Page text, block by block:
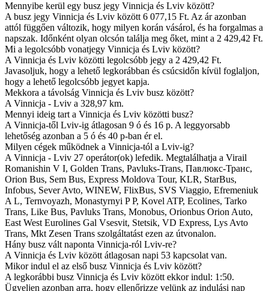
Mennyibe kerül egy busz jegy Vinnicja és Lviv között?
A busz jegy Vinnicja és Lviv között 6 077,15 Ft. Az ár azonban
attól függően változik, hogy milyen korán vásárol, és ha forgalmas a
napszak. Időnként olyan olcsón találja meg őket, mint a 2 429,42 Ft.
Mi a legolcsóbb vonatjegy Vinnicja és Lviv között?
A Vinnicja és Lviv közötti legolcsóbb jegy a 2 429,42 Ft.
Javasoljuk, hogy a lehető legkorábban és csúcsidőn kívül foglaljon,
hogy a lehető legolcsóbb jegyet kapja.
Mekkora a távolság Vinnicja és Lviv busz között?
A Vinnicja - Lviv a 328,97 km.
Mennyi ideig tart a Vinnicja és Lviv közötti busz?
A Vinnicja-től Lviv-ig átlagosan 9 ó és 16 p. A leggyorsabb
lehetőség azonban a 5 ó és 40 p-ban ér el.
Milyen cégek működnek a Vinnicja-tól a Lviv-ig?
A Vinnicja - Lviv 27 operátor(ok) lefedik. Megtalálhatja a Virail
Romanishin V I, Golden Trans, Pavluks-Trans, Павлюкс-Транс,
Orion Bus, Sem Bus, Express Moldova Tour, KLR, StarBus,
Infobus, Sever Avto, WINEW, FlixBus, SVS Viaggio, Efremeniuk
A L, Ternvoyazh, Monastyrnyi P P, Kovel ATP, Ecolines, Tarko
Trans, Like Bus, Pavluks Trans, Monobus, Orionbus Orion Auto,
East West Eurolines Gal Vsesvіt, Stetsik, VD Express, Lys Avto
Trans, Mkt Zesen Trans szolgáltatást ezen az útvonalon.
Hány busz vált naponta Vinnicja-ról Lviv-re?
A Vinnicja és Lviv között átlagosan napi 53 kapcsolat van.
Mikor indul el az első busz Vinnicja és Lviv között?
A legkorábbi busz Vinnicja és Lviv között ekkor indul: 1:50.
Ügyeljen azonban arra, hogy ellenőrizze velünk az indulási nap